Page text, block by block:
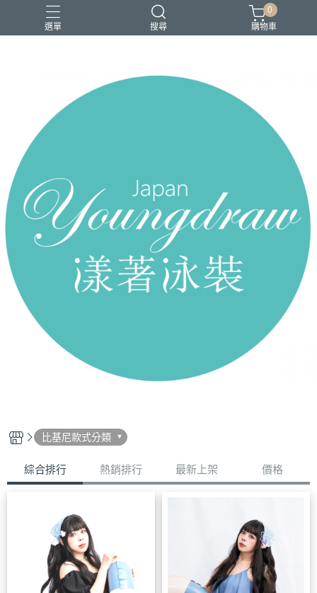
選單 搜尋
2026 新品上市
0
購物車
比基尼款式分類
綜合排行 熱銷排行 最新上架 價格